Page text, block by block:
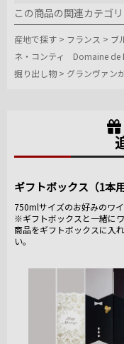
この商品の関連カテゴリ
産地で探す > フランス > ブ
ネ・コンティ Domaine de
掘り出し物 > グランヴァン
ギフトボックス（1本
750mlサイズのお好みのワ
※ギフトボックスと一緒に
商品をギフトボックスに入
い。